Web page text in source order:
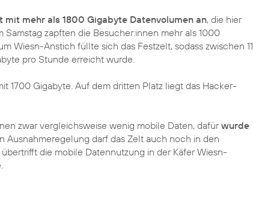
mehr als 1800 Gigabyte Datenvolumen an, die hier
zapften die Besucher:innen mehr als 1000
Wiesn-Anstich füllte sich das Festzelt, sodass zwischen 11
pro Stunde erreicht wurde.
1700 Gigabyte. Auf dem dritten Platz liegt das Hacker-
zwar vergleichsweise wenig mobile Daten, dafürwurde
Ausnahmeregelung darf das Zelt auch noch in den
die mobile Datennutzung in der Käfer Wiesn-